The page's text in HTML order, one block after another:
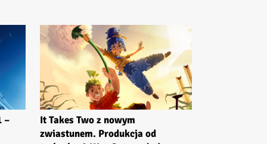
–
It Takes Two z nowym
zwiastunem. Produkcja od